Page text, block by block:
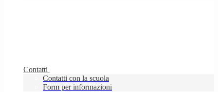
Contatti
Contatti con la scuola
Form per informazioni